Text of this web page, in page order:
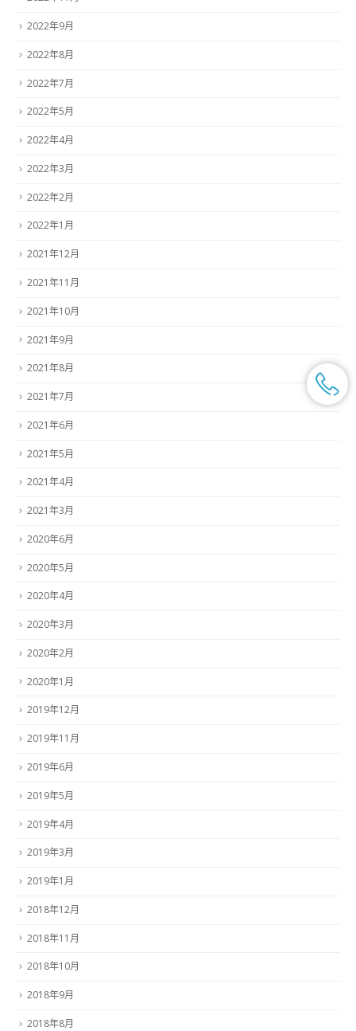
2022年9月
2022年8月
2022年7月
2022年5月
2022年4月
2022年3月
2022年2月
2022年1月
2021年12月
2021年11月
2021年10月
2021年9月
2021年8月
2021年7月
2021年6月
2021年5月
2021年4月
2021年3月
2020年6月
2020年5月
2020年4月
2020年3月
2020年2月
2020年1月
2019年12月
2019年11月
2019年6月
2019年5月
2019年4月
2019年3月
2019年1月
2018年12月
2018年11月
2018年10月
2018年9月
2018年8月